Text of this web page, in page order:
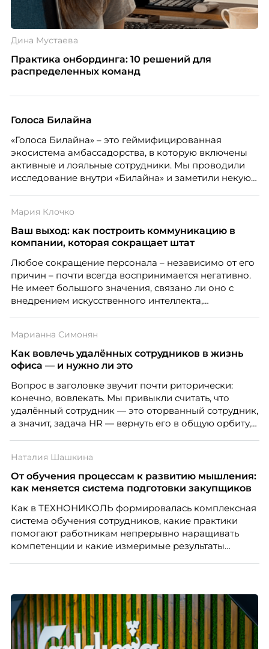
Дина Мустаева
Практика онбординга: 10 решений для
распределенных команд
Голоса Билайна
«Голоса Билайна» – это геймифицированная
экосистема амбассадорства, в которую включены
активные и лояльные сотрудники. Мы проводили
исследование внутри «Билайна» и заметили некую
благодарности и публичного признания.
Мария Клочко
Ваш выход: как построить коммуникацию в
компании, которая сокращает штат
Любое сокращение персонала – независимо от его
причин – почти всегда воспринимается негативно.
Не имеет большого значения, связано ли оно с
внедрением искусственного интеллекта,
структуры компании. Для сотрудников сокращения
означают потерю стабильности, а для внешнего
рынка становятся сигналом о возможных
нередко превращаются в фактор, который
негативно влияет HR-бренд работодателя.
Марианна Симонян
Как вовлечь удалённых сотрудников в жизнь
офиса — и нужно ли это
Вопрос в заголовке звучит почти риторически:
конечно, вовлекать. Мы привыкли считать, что
удалённый сотрудник — это оторванный сотрудник,
а значит, задача HR — вернуть его в общую орбиту,
вовлечения, стоит остановиться на неудобном
факте: данные говорят ровно обратное тому, что
подсказывает интуиция. Автор свежего выпуска
People Analytics, приглашённый лектор НИУ ВШЭ и
МИФИ, автор книги «Дао женской карьеры».
Наталия Шашкина
От обучения процессам к развитию мышления:
как меняется система подготовки закупщиков
Как в ТЕХНОНИКОЛЬ формировалась комплексная
система обучения сотрудников, какие практики
помогают работникам непрерывно наращивать
компетенции и какие измеримые результаты
компании ТЕХНОНИКОЛЬ.